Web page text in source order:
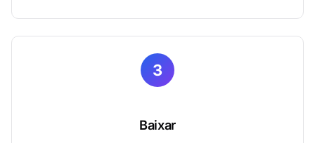
3
Baixar